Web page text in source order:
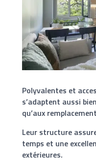
Polyvalentes et
s’adaptent aussi
qu’aux
Leur structure
temps et une
extérieures.